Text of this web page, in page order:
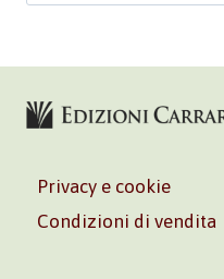
Privacy e cookie
Condizioni di vendita